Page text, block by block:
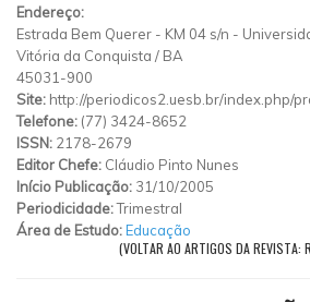
Endereço:
Estrada Bem Querer - KM 04 s/n -
Vitória da Conquista / BA
45031-900
Site: http://periodicos2.uesb.br/index.php/
Telefone: (77) 3424-8652
ISSN: 2178-2679
Editor Chefe: Cláudio Pinto Nunes
Início Publicação: 31/10/2005
Periodicidade:Trimestral
Área de Estudo:Educação
(VOLTAR AO ARTIGOS DA REVISTA: